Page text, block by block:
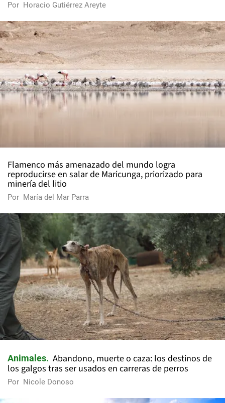
Por Horacio Gutiérrez Areyte
Flamenco más amenazado del mundo logra
reproducirse en salar de Maricunga, priorizado para
minería del litio
Por María del Mar Parra
Animales
Abandono, muerte o caza: los destinos de
los galgos tras ser usados en carreras de perros
Por Nicole Donoso